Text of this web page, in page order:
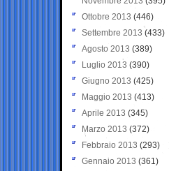
Ottobre 2013 (446)
Settembre 2013 (433)
Agosto 2013 (389)
Luglio 2013 (390)
Giugno 2013 (425)
Maggio 2013 (413)
Aprile 2013 (345)
Marzo 2013 (372)
Febbraio 2013 (293)
Gennaio 2013 (361)